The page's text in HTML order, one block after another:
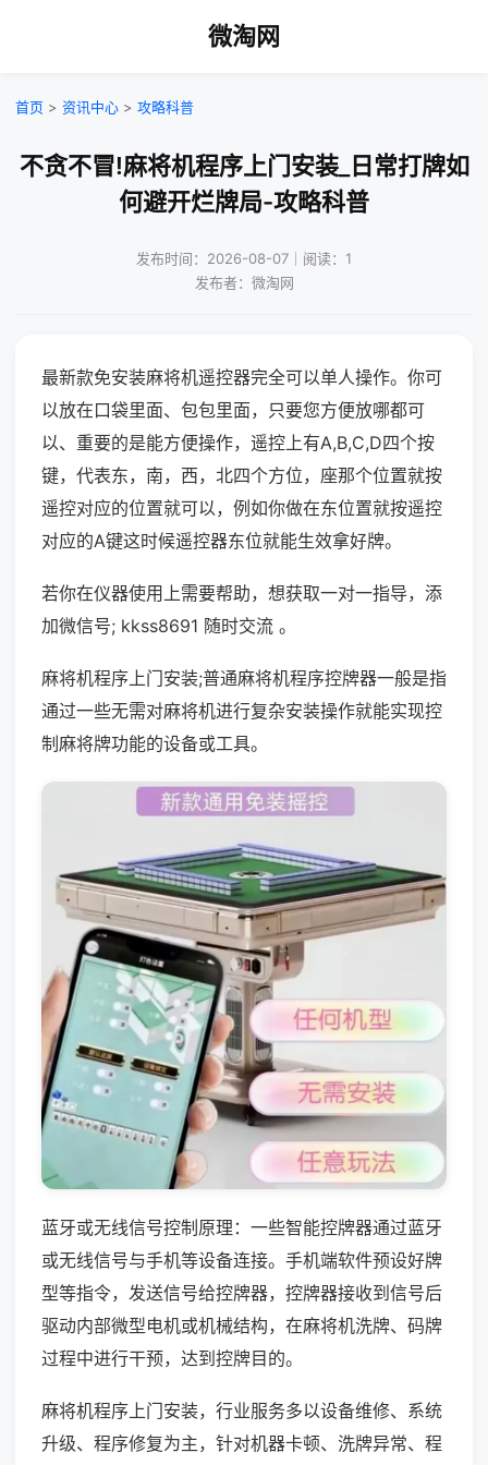
微淘网
首页 > 资讯中心 > 攻略科普
不贪不冒!麻将机程序上门安装_日常打牌如
何避开烂牌局-攻略科普
发布时间：2026-08-07｜阅读：1
发布者：微淘网
最新款免安装麻将机遥控器完全可以单人操作。你可
以放在口袋里面、包包里面，只要您方便放哪都可
以、重要的是能方便操作，遥控上有A,B,C,D四个按
键，代表东，南，西，北四个方位，座那个位置就按
遥控对应的位置就可以，例如你做在东位置就按遥控
对应的A键这时候遥控器东位就能生效拿好牌。
若你在仪器使用上需要帮助，想获取一对一指导，添
加微信号; kkss8691 随时交流 。
麻将机程序上门安装;普通麻将机程序控牌器一般是指
通过一些无需对麻将机进行复杂安装操作就能实现控
制麻将牌功能的设备或工具。
蓝牙或无线信号控制原理：一些智能控牌器通过蓝牙
或无线信号与手机等设备连接。手机端软件预设好牌
型等指令，发送信号给控牌器，控牌器接收到信号后
驱动内部微型电机或机械结构，在麻将机洗牌、码牌
过程中进行干预，达到控牌目的。
麻将机程序上门安装，行业服务多以设备维修、系统
升级、程序修复为主，针对机器卡顿、洗牌异常、程